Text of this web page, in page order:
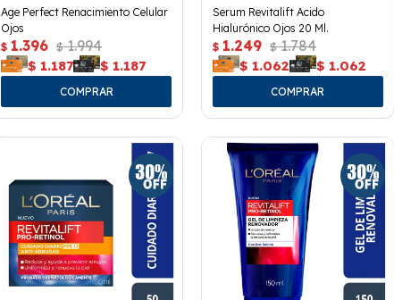
Age Perfect Renacimiento Celular
Ojos
$ 1.396 $ 1.994
$ 1.187 $ 1.187
Serum Revitalift Acido
Hialurónico Ojos 20 Ml.
$ 1.249 $ 1.784
$ 1.062 $ 1.062